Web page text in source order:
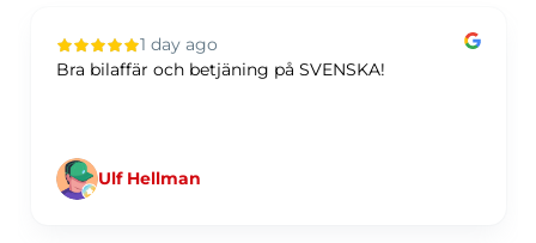
1 day ago
Bra bilaffär och betjäning på SVENSKA!
Ulf Hellman